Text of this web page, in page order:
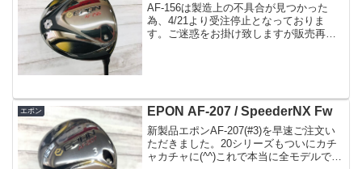
AF-156は製造上の不具合が見つかった
為、4/21より受注停止となっておりま
す。ご迷惑をお掛け致しますが販売再開
エポン EPON AF-207 / SpeederNX Fw
新製品エポンAF-207(#3)を早速ご注文い
ただきました。20シリーズもついにカチ
ャカチャに(^^)これで本当に全モデルです